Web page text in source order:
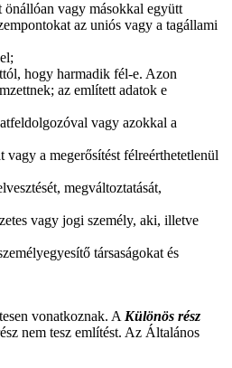
önállóan vagy másokkal együtt
az uniós vagy a tagállami
hogy harmadik fél-e. Azon
az említett adatok e
vagy azokkal a
a megerősítést félreérthetetlenül
megváltoztatását,
vagy jogi személy, aki, illetve
társaságokat és
vonatkoznak. A Különös rész
nem tesz említést. Az Általános